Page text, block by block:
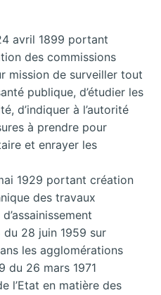
avril 1899 portant
des commissions
mission de surveiller tout
publique, d’étudier les
d’indiquer à l’autorité
à prendre pour
et enrayer les
1929 portant création
des travaux
28 juin 1959 sur
les agglomérations
du 26 mars 1971
l’Etat en matière des